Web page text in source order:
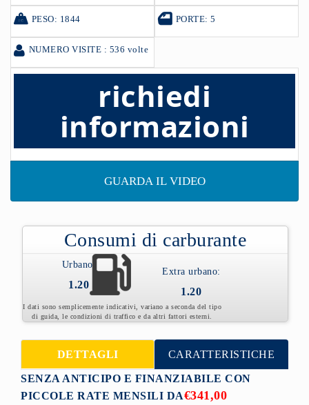
PESO: 1844 PORTE: 5
NUMERO VISITE : 536 volte
richiedi
informazioni
GUARDA IL VIDEO
Consumi di carburante
Urbano:
1.20
Extra urbano:
1.20
I dati sono semplicemente indicativi, variano a seconda del tipo
di guida, le condizioni di traffico e da altri fattori esterni.
DETTAGLI CARATTERISTICHE
SENZA ANTICIPO E FINANZIABILE CON
PICCOLE RATE MENSILI DA€341,00